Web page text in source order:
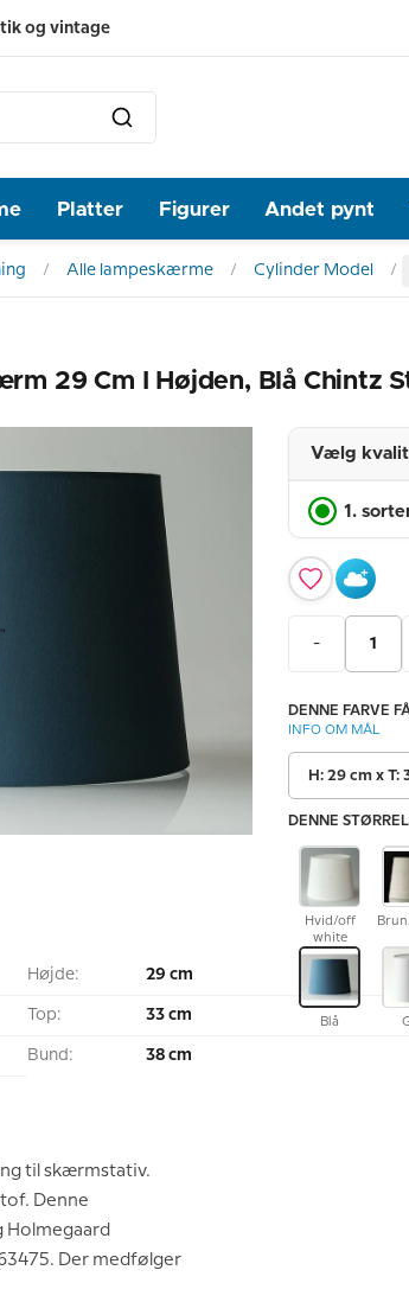
og vintage
Platter Figurer Andet pynt
Alle lampeskærme Cylinder Model
29 Cm I Højden, Blå Chintz
Højde: 29 cm
Top: 33 cm
Bund: 38 cm
til skærmstativ.
Denne
Holmegaard
Der medfølger
Vælg
1.
-
DENNE FARVE
INFO OM MÅL
H: 29 cm x T:
DENNE
Hvid/off
white
Blå